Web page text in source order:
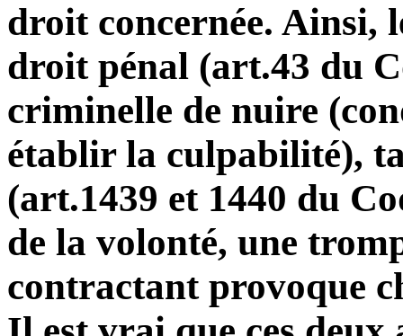
droit concernée. Ainsi,
droit pénal (art.43 du
criminelle de nuire
établir la culpabilité),
(art.1439 et 1440 du
de la volonté, une
contractant provoque